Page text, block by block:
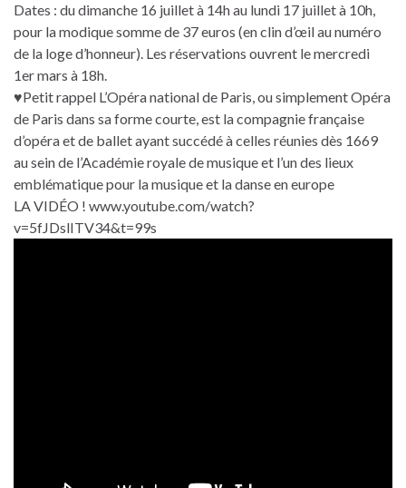
Dates : du dimanche 16 juillet à 14h au lundi 17 juillet à 10h,
pour la modique somme de 37 euros (en clin d’œil au numéro
de la loge d’honneur). Les réservations ouvrent le mercredi
1er mars à 18h.
♥Petit rappel L’Opéra national de Paris, ou simplement Opéra
de Paris dans sa forme courte, est la compagnie française
d’opéra et de ballet ayant succédé à celles réunies dès 1669
au sein de l’Académie royale de musique et l’un des lieux
emblématique pour la musique et la danse en europe
LA VIDÉO ! www.youtube.com/watch?
v=5fJDslITV34&t=99s